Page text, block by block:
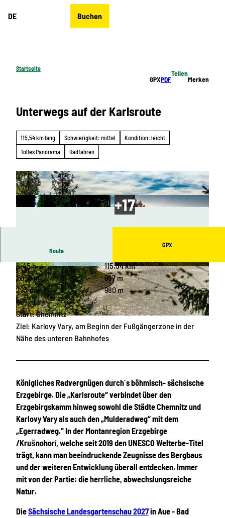
DE Buchen
Startseite
GPXPDF
Teilen
Merken
Unterwegs auf der Karlsroute
115,54 km lang Schwierigkeit: mittel
Kondition: leicht
Tolles Panorama
Radfahren
© Tourismusverband Erzgebirge e.V. | KI-opti
miert
© Fouad-Vollmer Werbeagentur, Kurgesellscha
ft Schlema mbH |CC-BY-ND
Route
GPX
8:45 h
115,54 km
1.050 m
967 m
293 m
980 m
687 m
Start: Chemnitz
Ziel: Karlovy Vary, am Beginn der Fußgängerzone in der
Nähe des unteren Bahnhofes
Königliches Radvergnügen durch´s böhmisch- sächsische
Erzgebirge. Die „Karlsroute“ verbindet über den
Erzgebirgskamm hinweg sowohl die Städte Chemnitz und
Karlovy Vary als auch den „Mulderadweg“ mit dem
„Egerradweg." In der Montanregion Erzgebirge
/Krušnohorí, welche seit 2019 den UNESCO Welterbe-Titel
trägt, kann man beeindruckende Zeugnisse des Bergbaus
und der weiteren Entwicklung überall entdecken. Immer
mit von der Partie: die herrliche, abwechslungsreiche
Natur.
DieSächsische Landesgartenschau 2027in Aue - Bad